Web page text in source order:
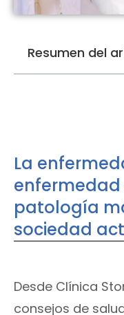
Resumen del
La
enfermedad
patología
sociedad
Desde Clínica
consejos de